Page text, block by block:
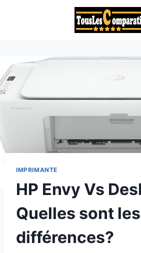
IMPRIMANTE
HP Envy Vs
Quelles sont les
différences?